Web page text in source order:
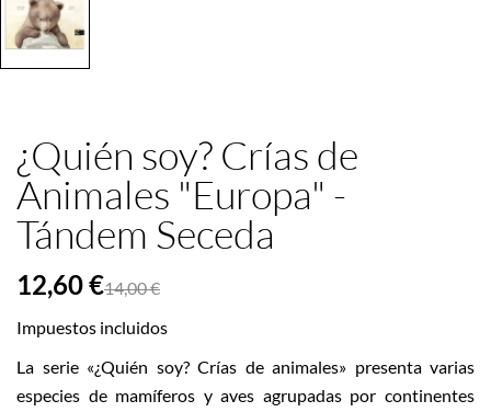
¿Quién soy? Crías de
Animales "Europa" -
Tándem Seceda
12,60 €14,00 €
Impuestos incluidos
La serie «¿Quién soy? Crías de animales» presenta varias
especies de mamíferos y aves agrupadas por continentes